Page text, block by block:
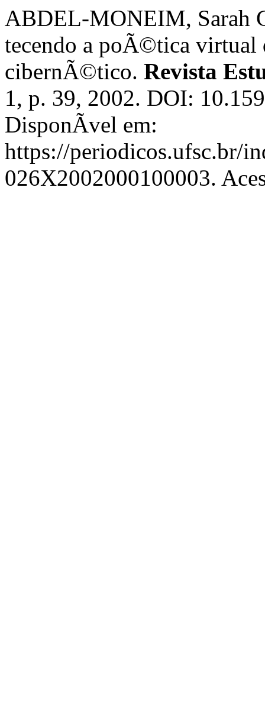
ABDEL-MONEIM, Sarah
tecendo a poÃ©tica virtual
cibernÃ©tico. Revista
1, p. 39, 2002. DOI:
DisponÃ­vel em:
https://periodicos.ufsc.br/
026X2002000100003.